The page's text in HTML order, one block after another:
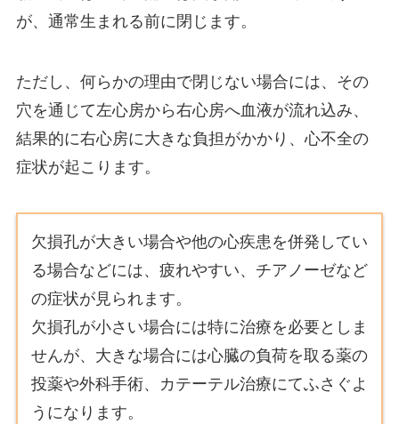
が、通常生まれる前に閉じます。
ただし、何らかの理由で閉じない場合には、その
穴を通じて左心房から右心房へ血液が流れ込み、
結果的に右心房に大きな負担がかかり、心不全の
症状が起こります。
欠損孔が大きい場合や他の心疾患を併発してい
る場合などには、疲れやすい、チアノーゼなど
の症状が見られます。
欠損孔が小さい場合には特に治療を必要としま
せんが、大きな場合には心臓の負荷を取る薬の
投薬や外科手術、カテーテル治療にてふさぐよ
うになります。